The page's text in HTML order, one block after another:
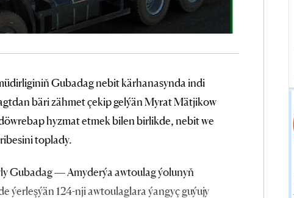
Gubadag nebit kärhanasynda indi
bäri zähmet çekip gelýän Myrat Mätjikow
hyzmat etmek bilen birlikde, nebit we
toplady.
Gubadag — Amyderýa awtoulag ýolunyň
ýerleşýän 124-nji awtoulaglara ýangyç guýujy